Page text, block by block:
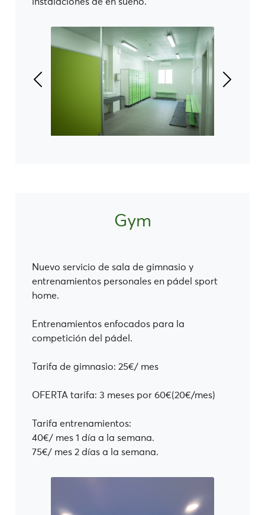
Gym
Nuevo servicio de sala de gimnasio y
entrenamientos personales en pádel sport
home.
Entrenamientos enfocados para la
competición del pádel.
Tarifa de gimnasio: 25€/ mes
OFERTA tarifa: 3 meses por 60€(20€/mes)
Tarifa entrenamientos:
40€/ mes 1 día a la semana.
75€/ mes 2 días a la semana.